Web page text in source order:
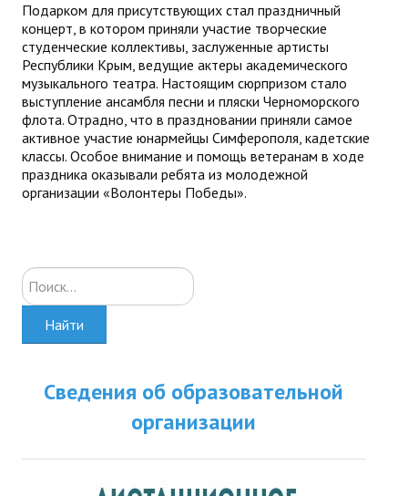
Подарком для присутствующих стал праздничный
концерт, в котором приняли участие творческие
студенческие коллективы, заслуженные артисты
Республики Крым, ведущие актеры академического
музыкального театра. Настоящим сюрпризом стало
выступление ансамбля песни и пляски Черноморского
флота. Отрадно, что в праздновании приняли самое
активное участие юнармейцы Симферополя, кадетские
классы. Особое внимание и помощь ветеранам в ходе
праздника оказывали ребята из молодежной
организации «Волонтеры Победы».
Искать...
Найти
Сведения об образовательной
организации